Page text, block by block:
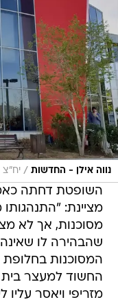
נווה אילן - החדשות / יח"צ
השופטת דחתה
מציינת:
מסוכנות, אך לא
שהבהירה לו שאינה
המסוכנות
החשוד למעצר בית
מזריפי ויאסר